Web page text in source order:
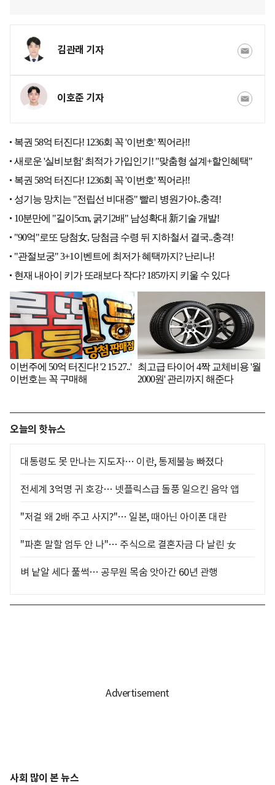
김관래 기자
이호준 기자
오늘의 핫뉴스
대통령도 못 만나는 지도자… 이란, 통제불능 빠졌다
전세계 3억명 귀 호강… 넷플릭스급 돌풍 일으킨 음악 앱
"저걸 왜 2배 주고 사지?"… 일본, 때아닌 아이폰 대란
"파혼 말할 엄두 안 나"… 주식으로 결혼자금 다 날린 女
벼 낱알 세다 풀썩… 공무원 목숨 앗아간 60년 관행
사회 많이 본 뉴스